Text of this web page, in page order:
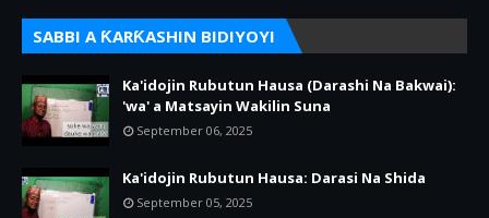
SABBI A ƘARƘASHIN BIDIYOYI
Ka'idojin Rubutun Hausa (Darashi Na Bakwai):
'wa' a Matsayin Wakilin Suna
September 06, 2025
Ka'idojin Rubutun Hausa: Darasi Na Shida
September 05, 2025